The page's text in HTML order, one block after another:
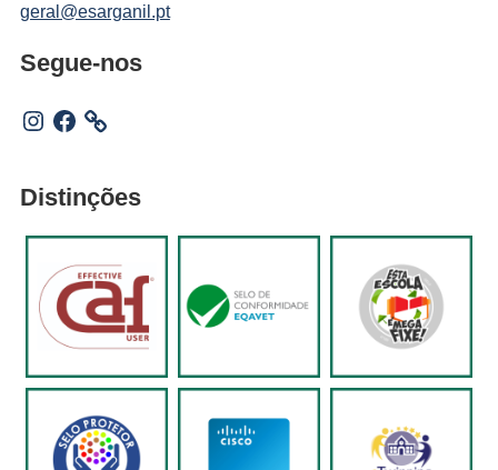
geral@esarganil.pt
Segue-nos
Instagram
Facebook
Distinções